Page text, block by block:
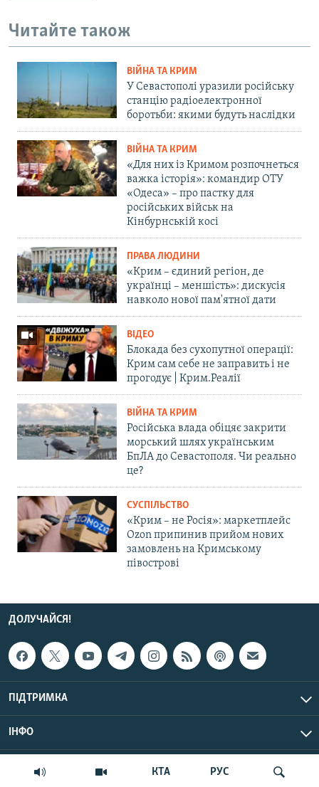
КТА РУС
Читайте також
ВІЙНА ТА КРИМ
У Севастополі уразили російську
станцію радіоелектронної
боротьби: якими будуть наслідки
ВІЙНА ТА КРИМ
«Для них із Кримом розпочнеться
важка історія»: командир ОТУ
«Одеса» – про пастку для
російських військ на
Кінбурнській косі
ПРАВА ЛЮДИНИ
«Крим – єдиний регіон, де
українці – меншість»: дискусія
навколо нової пам'ятної дати
ВІДЕО
Блокада без сухопутної операції:
Крим сам себе не заправить і не
прогодує | Крим.Реалії
ВІЙНА ТА КРИМ
Російська влада обіцяє закрити
морський шлях українським
БпЛА до Севастополя. Чи реально
це?
СУСПІЛЬСТВО
«Крим – не Росія»: маркетплейс
Ozon припинив прийом нових
замовлень на Кримському
півострові
ДОЛУЧАЙСЯ!
ПІДТРИМКА
ІНФО
© Крим.Реалії, 2026 | Усі права застережено.